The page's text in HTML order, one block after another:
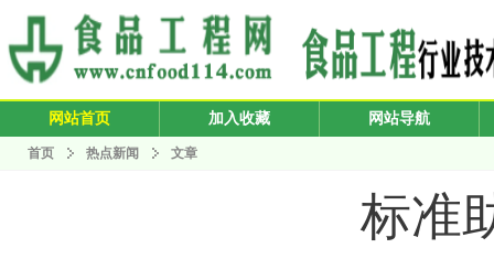
网站首页 加入收藏 网站导航
首页 热点新闻 文章
标准